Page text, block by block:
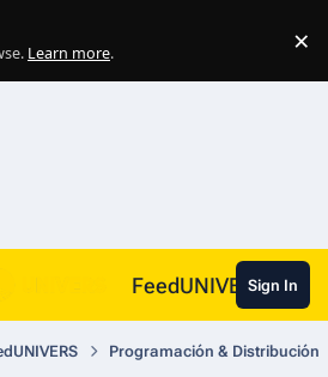
Learn more. ×
FeedUNIVERSSign In
Programación & Distribución